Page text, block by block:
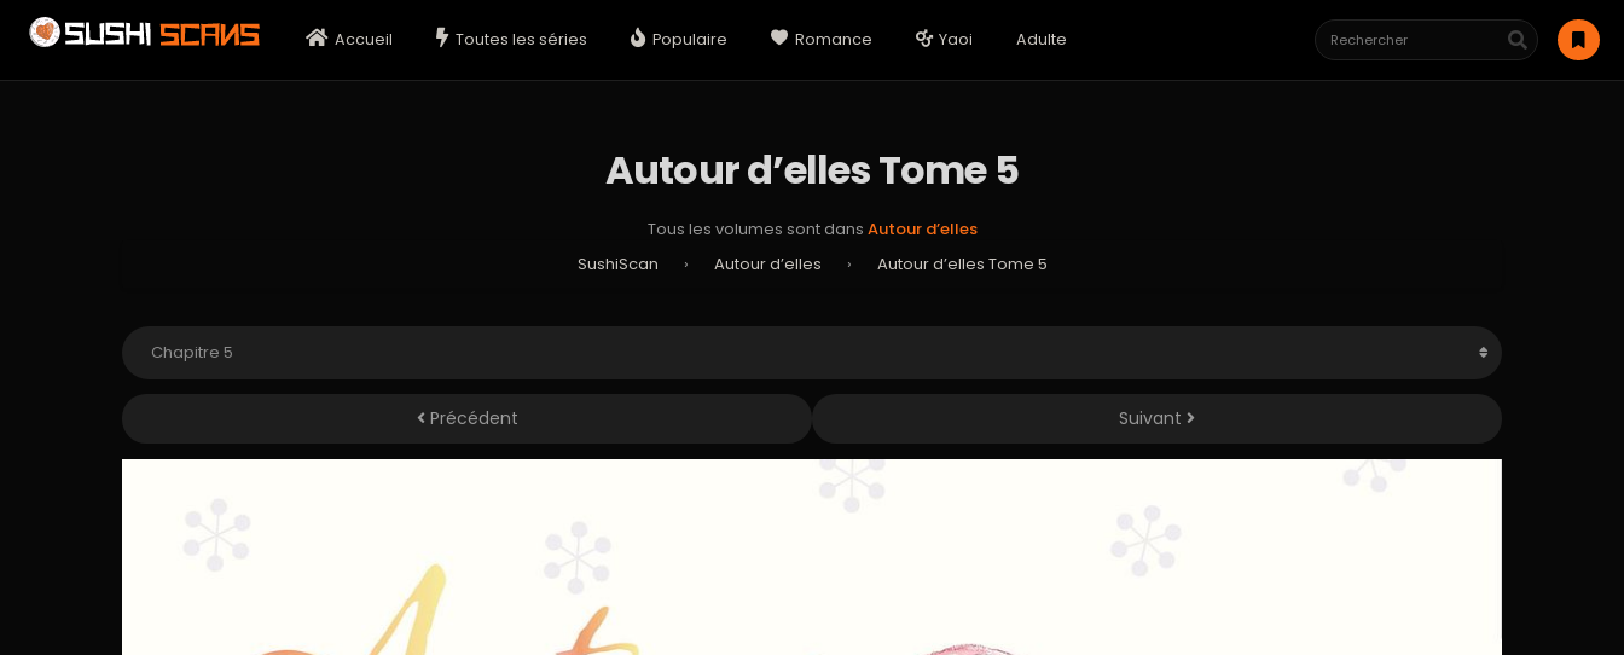
Accueil Toutes les séries Populaire Romance Yaoi Adulte
Autour d’elles Tome 5
Tous les volumes sont dans Autour d’elles
SushiScan
› Autour d’elles › Autour d’elles Tome 5
Précédent Suivant